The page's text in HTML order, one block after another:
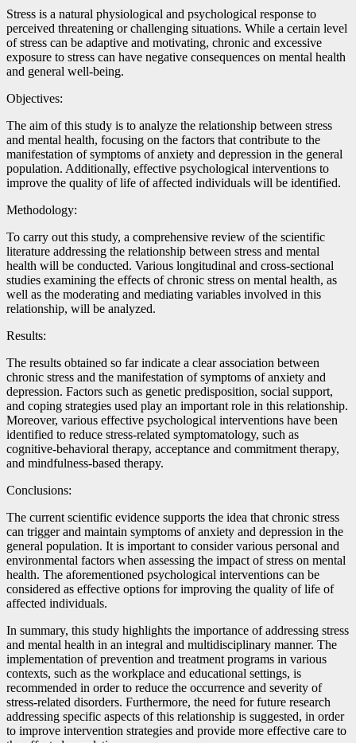
Stress is a natural physiological and psychological response to
perceived threatening or challenging situations. While a certain level
of stress can be adaptive and motivating, chronic and excessive
exposure to stress can have negative consequences on mental health
and general well-being.
Objectives:
The aim of this study is to analyze the relationship between stress
and mental health, focusing on the factors that contribute to the
manifestation of symptoms of anxiety and depression in the general
population. Additionally, effective psychological interventions to
improve the quality of life of affected individuals will be identified.
Methodology:
To carry out this study, a comprehensive review of the scientific
literature addressing the relationship between stress and mental
health will be conducted. Various longitudinal and cross-sectional
studies examining the effects of chronic stress on mental health, as
well as the moderating and mediating variables involved in this
relationship, will be analyzed.
Results:
The results obtained so far indicate a clear association between
chronic stress and the manifestation of symptoms of anxiety and
depression. Factors such as genetic predisposition, social support,
and coping strategies used play an important role in this relationship.
Moreover, various effective psychological interventions have been
identified to reduce stress-related symptomatology, such as
cognitive-behavioral therapy, acceptance and commitment therapy,
and mindfulness-based therapy.
Conclusions:
The current scientific evidence supports the idea that chronic stress
can trigger and maintain symptoms of anxiety and depression in the
general population. It is important to consider various personal and
environmental factors when assessing the impact of stress on mental
health. The aforementioned psychological interventions can be
considered as effective options for improving the quality of life of
affected individuals.
In summary, this study highlights the importance of addressing stress
and mental health in an integral and multidisciplinary manner. The
implementation of prevention and treatment programs in various
contexts, such as the workplace and educational settings, is
recommended in order to reduce the occurrence and severity of
stress-related disorders. Furthermore, the need for future research
addressing specific aspects of this relationship is suggested, in order
to improve intervention strategies and provide more effective care to